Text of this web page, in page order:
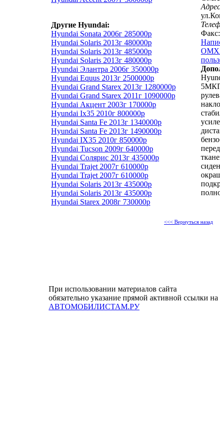
Другие Hyundai:
Hyundai Sonata 2006г 285000р
Hyundai Solaris 2013г 480000р
Hyundai Solaris 2013г 485000р
Hyundai Solaris 2013г 480000р
Hyundai Элантра 2006г 350000р
Hyundai Equus 2013г 2500000р
Hyundai Grand Starex 2013г 1280000р
Hyundai Grand Starex 2011г 1090000р
Hyundai Акцент 2003г 170000р
Hyundai Ix35 2010г 800000р
Hyundai Santa Fe 2013г 1340000р
Hyundai Santa Fe 2013г 1490000р
Hyundai IX35 2010г 850000р
Hyundai Tucson 2009г 640000р
Hyundai Солярис 2013г 435000р
Hyundai Trajet 2007г 610000р
Hyundai Trajet 2007г 610000р
Hyundai Solaris 2013г 435000р
Hyundai Solaris 2013г 435000р
Hyundai Starex 2008г 730000р
<<< Вернуться назад
При использовании материалов сайта
обязательно указание прямой активной ссылки на
АВТОМОБИЛИСТАМ.РУ